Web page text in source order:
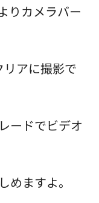
りカメラバー
アに撮影で
ードでビデオ
めますよ。